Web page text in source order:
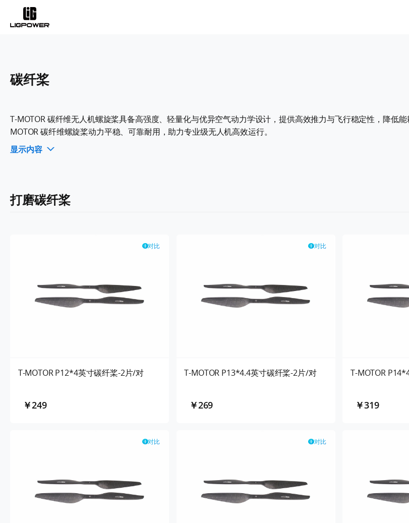
碳纤桨
T-MOTOR 碳纤维无人机螺旋桨具备高强度、轻量化与优异空气动力学设计，提供高效推力与飞行稳定性，降低
MOTOR 碳纤维螺旋桨动力平稳、可靠耐用，助力专业级无人机高效运行。
显示内容
打磨碳纤桨
对比
T-MOTOR P12*4英寸碳纤桨-2片/对
￥249
对比
T-MOTOR P13*4.4英寸碳纤桨-2片/对
￥269
T-MOTOR
￥319
对比 对比